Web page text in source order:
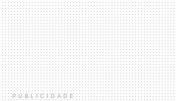
PUBLICIDADE